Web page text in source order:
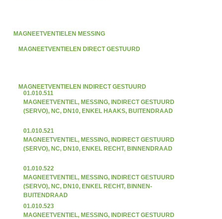
MAGNEETVENTIELEN MESSING
MAGNEETVENTIELEN DIRECT GESTUURD
MAGNEETVENTIELEN INDIRECT GESTUURD
01.010.511
MAGNEETVENTIEL, MESSING, INDIRECT GESTUURD
(SERVO), NC, DN10, ENKEL HAAKS, BUITENDRAAD
01.010.521
MAGNEETVENTIEL, MESSING, INDIRECT GESTUURD
(SERVO), NC, DN10, ENKEL RECHT, BINNENDRAAD
01.010.522
MAGNEETVENTIEL, MESSING, INDIRECT GESTUURD
(SERVO), NC, DN10, ENKEL RECHT, BINNEN-
BUITENDRAAD
01.010.523
MAGNEETVENTIEL, MESSING, INDIRECT GESTUURD